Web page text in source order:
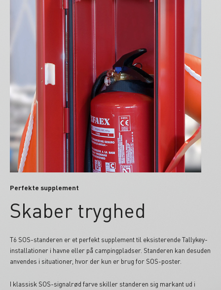
Perfekte supplement
Skaber tryghed
T6 SOS-standeren er et perfekt supplement til eksisterende Tallykey-
installationer i havne eller på campingpladser. Standeren kan desuden
anvendes i situationer, hvor der kun er brug for SOS-poster.
I klassisk SOS-signalrød farve skiller standeren sig markant ud i